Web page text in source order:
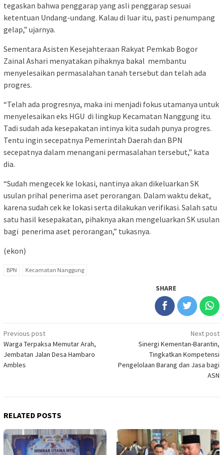
tegaskan bahwa penggarap yang asli penggarap sesuai
ketentuan Undang-undang. Kalau di luar itu, pasti penumpang
gelap,” ujarnya.
Sementara Asisten Kesejahteraan Rakyat Pemkab Bogor
Zainal Ashari menyatakan pihaknya bakal membantu
menyelesaikan permasalahan tanah tersebut dan telah ada
progres.
“Telah ada progresnya, maka ini menjadi fokus utamanya untuk
menyelesaikan eks HGU di lingkup Kecamatan Nanggung itu.
Tadi sudah ada kesepakatan intinya kita sudah punya progres.
Tentu ingin secepatnya Pemerintah Daerah dan BPN
secepatnya dalam menangani permasalahan tersebut,” kata
dia.
“Sudah mengecek ke lokasi, nantinya akan dikeluarkan SK
usulan prihal penerima aset perorangan. Dalam waktu dekat,
karena sudah cek ke lokasi serta dilakukan verifikasi. Salah satu
satu hasil kesepakatan, pihaknya akan mengeluarkan SK usulan
bagi penerima aset perorangan,” tukasnya.
(ekon)
BPN Kecamatan Nanggung
SHARE
Post
navigation
Previous post
Warga Terpaksa Memutar Arah,
Jembatan Jalan Desa Hambaro
Ambles
Next post
Sinergi Kementan-Barantin,
Tingkatkan Kompetensi
Pengelolaan Barang dan Jasa bagi
ASN
RELATED POSTS